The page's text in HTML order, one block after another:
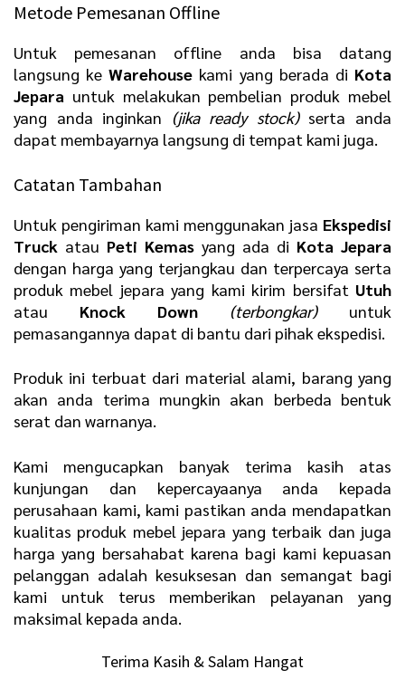
Metode Pemesanan Offline
Untuk pemesanan offline anda bisa datang
langsung keWarehouse kami yang berada di Kota
Jepara untuk melakukan pembelian produk mebel
yang anda inginkan (jika ready stock)serta anda
dapat membayarnya langsung di tempat kami juga.
Catatan Tambahan
Untuk pengiriman kami menggunakan jasa Ekspedisi
Truck atau Peti Kemas yang ada di Kota Jepara
dengan harga yang terjangkau dan terpercaya serta
produk mebel jepara yang kami kirim bersifat Utuh
atau Knock Down (terbongkar)untuk
pemasangannya dapat di bantu dari pihak ekspedisi.
Produk ini terbuat dari material alami, barang yang
akan anda terima mungkin akan berbeda bentuk
serat dan warnanya.
Kami mengucapkan banyak terima kasih atas
kunjungan dan kepercayaanya anda kepada
perusahaan kami, kami pastikan anda mendapatkan
kualitas produk mebel jepara yang terbaik dan juga
harga yang bersahabat karena bagi kami kepuasan
pelanggan adalah kesuksesan dan semangat bagi
kami untuk terus memberikan pelayanan yang
maksimal kepada anda.
Terima Kasih & Salam Hangat